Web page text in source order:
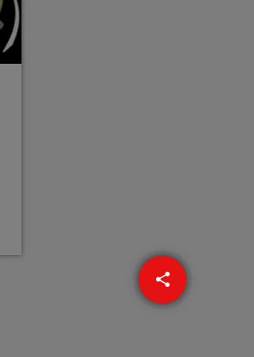
share
email